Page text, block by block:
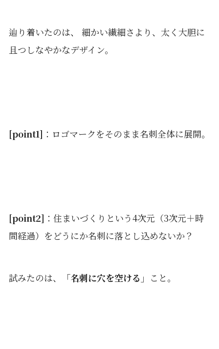
辿り着いたのは、 細かい繊細さより、太く大胆に
且つしなやかなデザイン。
[point1] ：ロゴマークをそのまま名刺全体に展開。
[point2] ：住まいづくりという4次元（3次元＋時
間経過）をどうにか名刺に落とし込めないか？
試みたのは、 「名刺に穴を空ける」 こと。